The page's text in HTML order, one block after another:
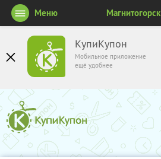
КупиКупон
Мобильное приложение
ещё удобнее
Меню Магнитогорск